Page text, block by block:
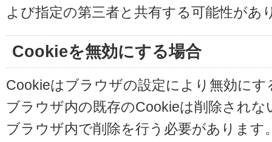
よび指定の第三者と共有する可能性があ
Cookieを無効にする場合
Cookieはブラウザの設定により無効に
ブラウザ内の既存のCookieは削除され
ブラウザ内で削除を行う必要があります